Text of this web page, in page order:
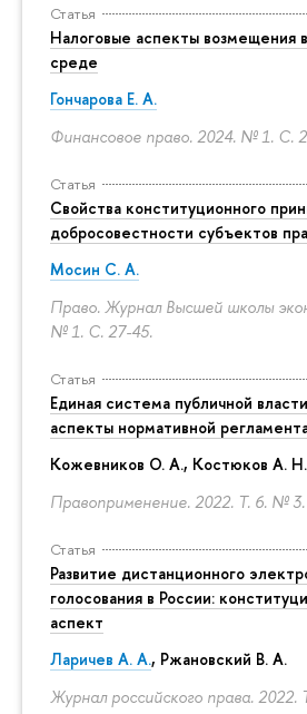
Статья
Налоговые аспекты возмещения
среде
Гончарова Е. А.
Финансовое право. 2024. № 1. С.
Статья
Свойства конституционного
добросовестности субъектов
Мосин С. А.
Право. Журнал Высшей школы
№ 1. С. 27-45.
Статья
Единая система публичной
аспекты нормативной
Кожевников О. А., Костюков А.
Правоприменение. 2022. Т. 6. № 3.
Статья
Развитие дистанционного
голосования в России:
аспект
Ларичев А. А., Ржановский В. А.
Журнал российского права.